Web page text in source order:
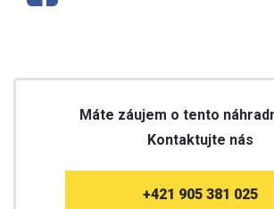
Máte záujem o tento
Kontaktujte nás
+421 905 381 025